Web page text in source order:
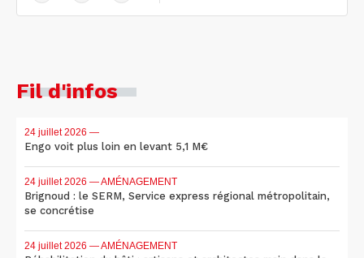
Fil d'infos
24 juillet 2026 —
Engo voit plus loin en levant 5,1 M€
24 juillet 2026 — AMÉNAGEMENT
Brignoud : le SERM, Service express régional métropolitain,
se concrétise
24 juillet 2026 — AMÉNAGEMENT